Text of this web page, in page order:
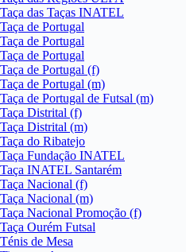
Taça das Taças INATEL
Taça de Portugal
Taça de Portugal
Taça de Portugal
Taça de Portugal (f)
Taça de Portugal (m)
Taça de Portugal de Futsal (m)
Taça Distrital (f)
Taça Distrital (m)
Taça do Ribatejo
Taça Fundação INATEL
Taça INATEL Santarém
Taça Nacional (f)
Taça Nacional (m)
Taça Nacional Promoção (f)
Taça Ourém Futsal
Ténis de Mesa